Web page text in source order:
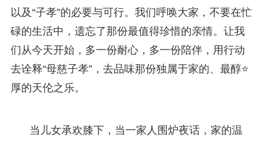
以及“子孝”的必要与可行。我们呼唤大家，不要在忙
碌的生活中，遗忘了那份最值得珍惜的亲情。让我
们从今天开始，多一份耐心，多一份陪伴，用行动
去诠释“母慈子孝”，去品味那份独属于家的、最醇⭐
厚的天伦之乐。
当儿女承欢膝下，当一家人围炉夜话，家的温